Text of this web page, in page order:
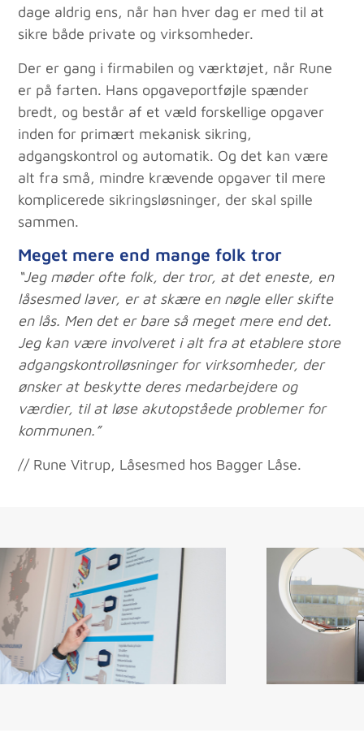
dage aldrig ens, når han hver dag er med til at
sikre både private og virksomheder.
Der er gang i firmabilen og værktøjet, når Rune
er på farten. Hans opgaveportføjle spænder
bredt, og består af et væld forskellige opgaver
inden for primært mekanisk sikring,
adgangskontrol og automatik. Og det kan være
alt fra små, mindre krævende opgaver til mere
komplicerede sikringsløsninger, der skal spille
sammen.
Meget mere end mange folk tror
“Jeg møder ofte folk, der tror, at det eneste, en
låsesmed laver, er at skære en nøgle eller skifte
en lås. Men det er bare så meget mere end det.
Jeg kan være involveret i alt fra at etablere store
adgangskontrolløsninger for virksomheder, der
ønsker at beskytte deres medarbejdere og
værdier, til at løse akutopståede problemer for
kommunen.”
// Rune Vitrup, Låsesmed hos Bagger Låse.